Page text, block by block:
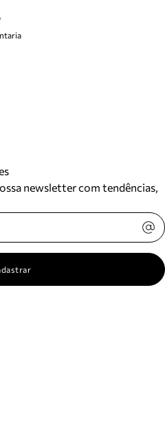
newsletter com tendências,